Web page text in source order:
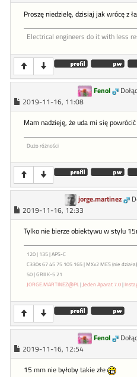
Proszę niedzielę, dzisiaj jak wrócę z
Electrical engineers do it with less
Fenol
2019-11-16, 11:08
Mam nadzieję, że uda mi się
Dużo różności
jorge.martinez
2019-11-16, 12:33
Tylko nie bierze obiektywu w stylu
120 | 135 | APS-C
C330s 67 45 75 105 165 | MXx2 MES (nie
50 | GRII K-5 21
JORGE.MARTINEZ@PL| Jeden Aparat 7.0|
Fenol
2019-11-16, 12:54
15 mm nie byłoby takie złe